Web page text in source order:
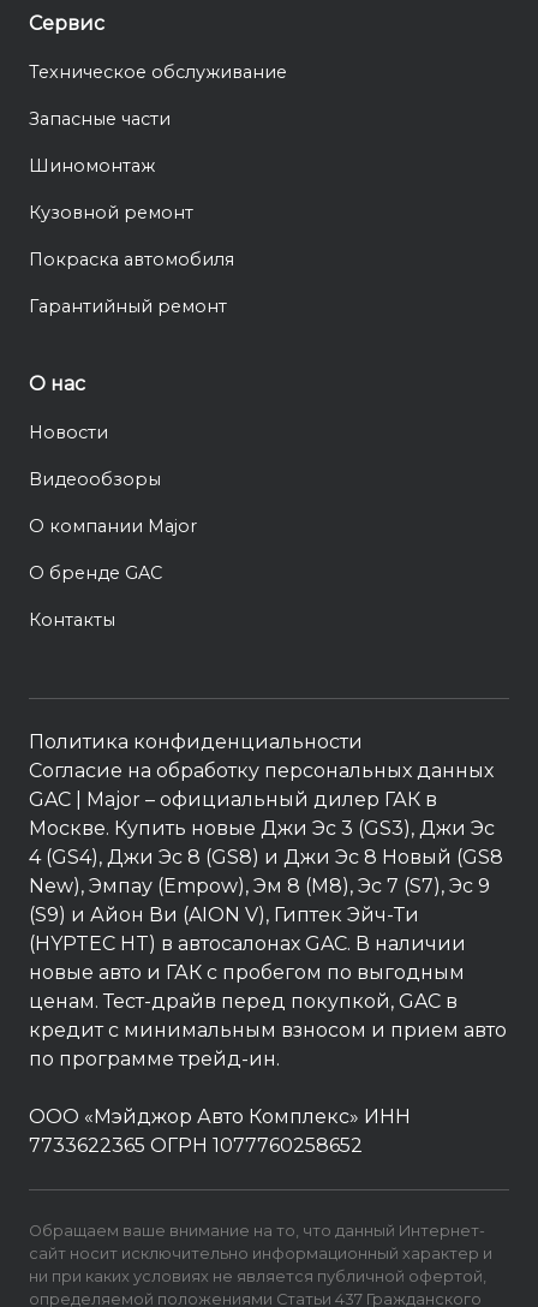
Сервис
Техническое обслуживание
Запасные части
Шиномонтаж
Кузовной ремонт
Покраска автомобиля
Гарантийный ремонт
О нас
Новости
Видеообзоры
О компании Major
О бренде GAC
Контакты
Политика конфиденциальности
Согласие на обработку персональных данных
GAC | Major – официальный дилер ГАК в
Москве. Купить новые Джи Эс 3 (GS3), Джи Эс
4 (GS4), Джи Эс 8 (GS8) и Джи Эс 8 Новый (GS8
New), Эмпау (Empow), Эм 8 (M8), Эс 7 (S7), Эс 9
(S9) и Айон Ви (AION V), Гиптек Эйч-Ти
(HYPTEC HT) в автосалонах GAC. В наличии
новые авто и ГАК с пробегом по выгодным
ценам. Тест-драйв перед покупкой, GAC в
кредит с минимальным взносом и прием авто
по программе трейд-ин.
ООО «Мэйджор Авто Комплекс» ИНН
7733622365 ОГРН 1077760258652
Обращаем ваше внимание на то, что данный Интернет-
сайт носит исключительно информационный характер и
ни при каких условиях не является публичной офертой,
определяемой положениями Статьи 437 Гражданского